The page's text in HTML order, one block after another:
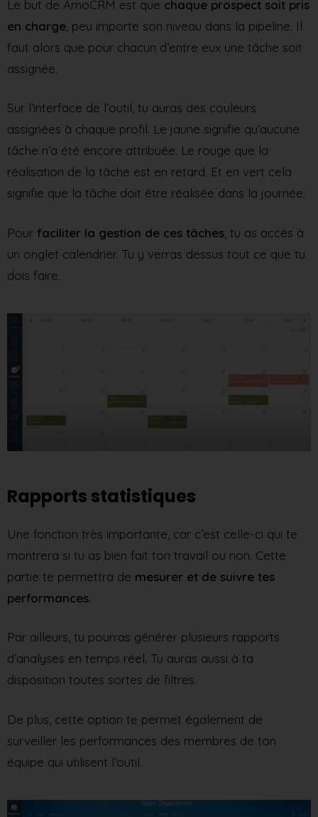
Le but de AmoCRM est que chaque prospect soit pris
en charge , peu importe son niveau dans la pipeline. Il
faut alors que pour chacun d’entre eux une tâche soit
assignée.
Sur l’interface de l’outil, tu auras des couleurs
assignées à chaque profil. Le jaune signifie qu’aucune
tâche n’a été encore attribuée. Le rouge que la
réalisation de la tâche est en retard. Et en vert cela
signifie que la tâche doit être réalisée dans la journée.
Pour faciliter la gestion de ces tâches , tu as accès à
un onglet calendrier. Tu y verras dessus tout ce que tu
dois faire.
Rapports statistiques
Une fonction très importante, car c’est celle-ci qui te
montrera si tu as bien fait ton travail ou non. Cette
partie te permettra de mesurer et de suivre tes
performances.
Par ailleurs, tu pourras générer plusieurs rapports
d’analyses en temps réel. Tu auras aussi à ta
disposition toutes sortes de filtres.
De plus, cette option te permet également de
surveiller les performances des membres de ton
équipe qui utilisent l’outil.